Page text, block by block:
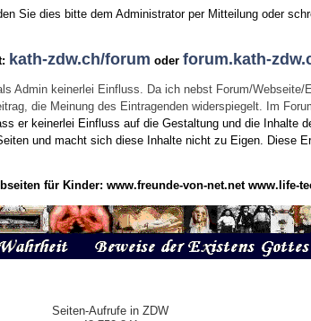
Sie dies bitte dem Administrator per Mitteilung oder
kath-zdw.ch/forum oderforum.kath-
Admin keinerlei Einfluss. Da ich nebst Forum/
die Meinung des Eintragenden widerspiegelt. Im
er keinerlei Einfluss auf die Gestaltung und die Inhalte
und macht sich diese Inhalte nicht zu Eigen. Diese
für Kinder: www.freunde-von-net.net www.life-
Seiten-Aufrufe in ZDW